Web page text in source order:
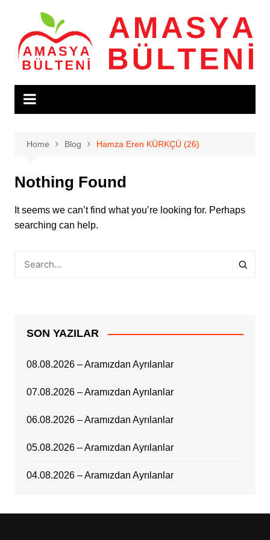
content
Home Blog Hamza Eren KÜRKÇÜ (26)
Nothing Found
It seems we can’t find what you’re looking for. Perhaps
searching can help.
SON YAZILAR
08.08.2026 – Aramızdan Ayrılanlar
07.08.2026 – Aramızdan Ayrılanlar
06.08.2026 – Aramızdan Ayrılanlar
05.08.2026 – Aramızdan Ayrılanlar
04.08.2026 – Aramızdan Ayrılanlar